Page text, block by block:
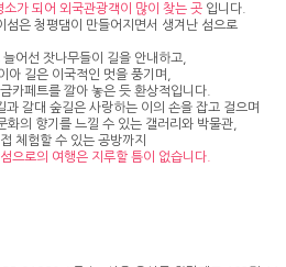
가 되어 외국관광객이 많이 찾는 곳 입니다.
은 청평댐이 만들어지면서 생겨난 섬으로
어선 잣나무들이 길을 안내하고,
아 길은 이국적인 멋을 풍기며,
카페트를 깔아 놓은 듯 환상적입니다.
갈대 숲길은 사랑하는 이의 손을 잡고 걸으며
의 향기를 느낄 수 있는 갤러리와 박물관,
체험할 수 있는 공방까지
으로의 여행은 지루할 틈이 없습니다.